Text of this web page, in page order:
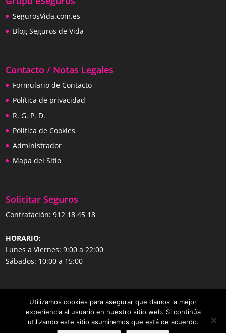
SegurosVida.com.es
Blog Seguros de Vida
Contacto / Notas Legales
Formulario de Contacto
Política de privacidad
R. G. P. D.
Pólitica de Cookies
Administrador
Mapa del Sitio
Solicitar Seguros
Contratación:912 18 45 18
HORARIO:
Lunes a Viernes: 9:00 a 22:00
Sábados: 10:00 a 15:00
Utilizamos cookies para asegurar que damos la mejor
experiencia al usuario en nuestro sitio web. Si continúa
utilizando este sitio asumiremos que está de acuerdo.